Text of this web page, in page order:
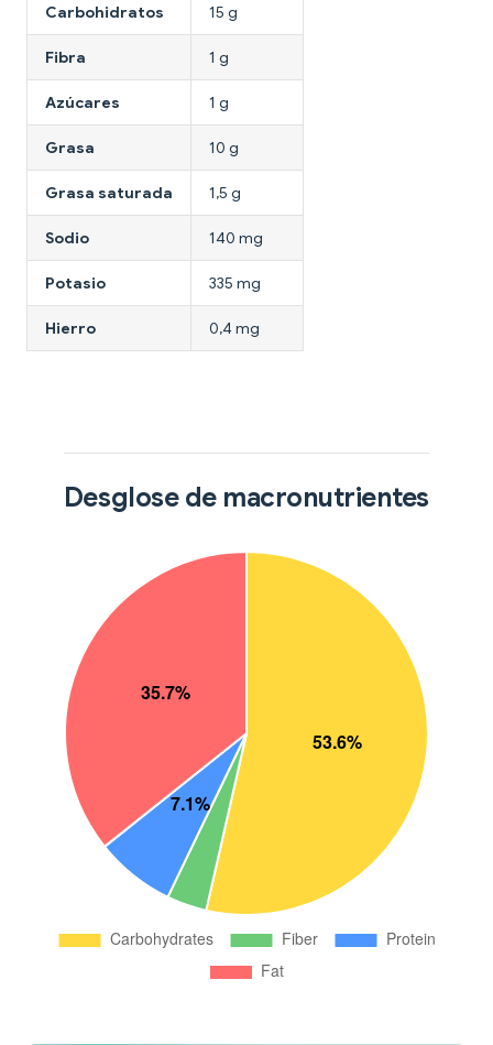
Carbohidratos 15 g
Fibra 1 g
Azúcares 1 g
Grasa 10 g
Grasa saturada 1,5 g
Sodio 140 mg
Potasio 335 mg
Hierro 0,4 mg
Desglose de macronutrientes